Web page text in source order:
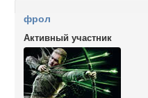
фрол
Активный участник